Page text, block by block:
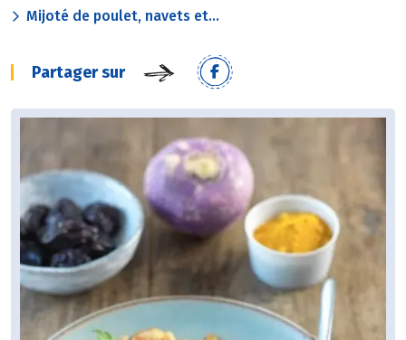
Mijoté de poulet, navets et...
Partager sur